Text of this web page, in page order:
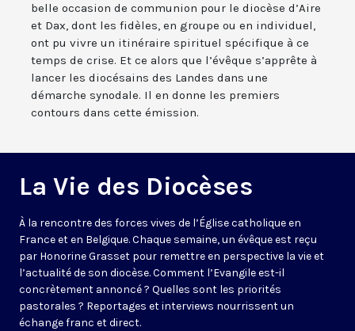
belle occasion de communion pour le diocèse d’Aire
et Dax, dont les fidèles, en groupe ou en individuel,
ont pu vivre un itinéraire spirituel spécifique à ce
temps de crise. Et ce alors que l’évêque s’apprête à
lancer les diocésains des Landes dans une
démarche synodale. Il en donne les premiers
contours dans cette émission.
La Vie des Diocèses
À la rencontre des forces vives de l’Église catholique en
France et en Belgique. Chaque semaine, un évêque est reçu
par Honorine Grasset pour remettre en perspective la vie et
l’actualité de son diocèse. Comment l’Evangile est-il
concrètement annoncé ? Quelles sont les priorités
pastorales ? Reportages et interviews nourrissent un
échange franc et direct.